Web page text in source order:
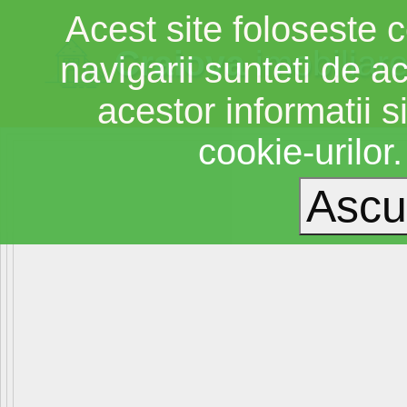
Craiova
Acest site foloseste
navigarii sunteti de
acestor informatii
cookie-